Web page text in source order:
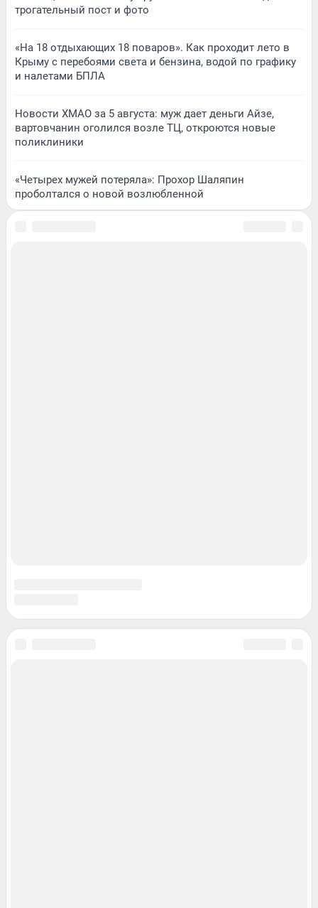
трогательный пост и фото
«На 18 отдыхающих 18 поваров». Как проходит лето в
Крыму с перебоями света и бензина, водой по графику
и налетами БПЛА
Новости ХМАО за 5 августа: муж дает деньги Айзе,
вартовчанин оголился возле ТЦ, откроются новые
поликлиники
«Четырех мужей потеряла»: Прохор Шаляпин
проболтался о новой возлюбленной